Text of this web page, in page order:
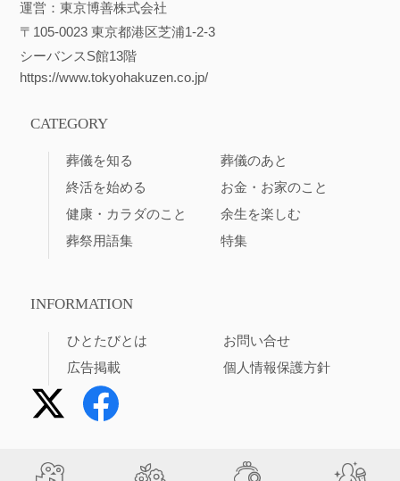
運営：東京博善株式会社
〒105-0023 東京都港区芝浦1-2-3
シーバンスS館13階
https://www.tokyohakuzen.co.jp/
CATEGORY
葬儀を知る
葬儀のあと
終活を始める
お金・お家のこと
健康・カラダのこと
余生を楽しむ
葬祭用語集
特集
INFORMATION
ひとたびとは
お問い合せ
広告掲載
個人情報保護方針